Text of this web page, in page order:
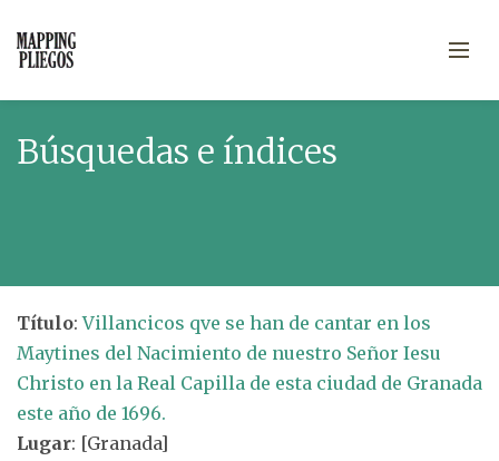
Búsquedas e índices
Título:Villancicos qve se han de cantar en los
Maytines del Nacimiento de nuestro Señor Iesu
Christo en la Real Capilla de esta ciudad de Granada
este año de 1696.
Lugar: [Granada]